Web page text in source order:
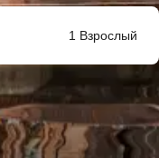
1 Взрослый